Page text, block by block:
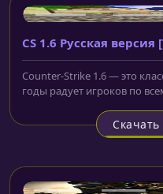
CS 1.6 Русская версия
Counter-Strike 1.6 — это
годы радует игроков по
Скачать